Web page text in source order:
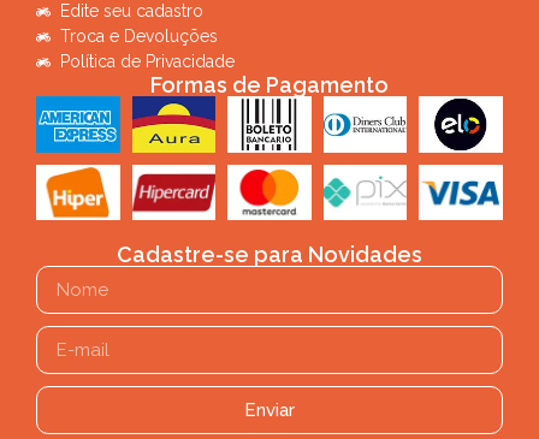
Edite seu cadastro
Troca e Devoluções
Política de Privacidade
Formas de Pagamento
Cadastre-se para Novidades
Enviar